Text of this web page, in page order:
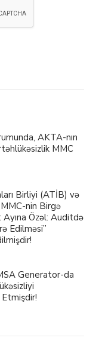
AKTA-nın
MMC
Birliyi (ATİB) və
nin Birgə
Ayına Özəl: Auditdə
Edilməsi”
Generator-da